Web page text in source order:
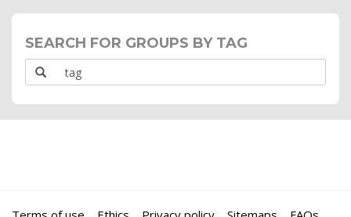
SEARCH FOR GROUPS BY TAG